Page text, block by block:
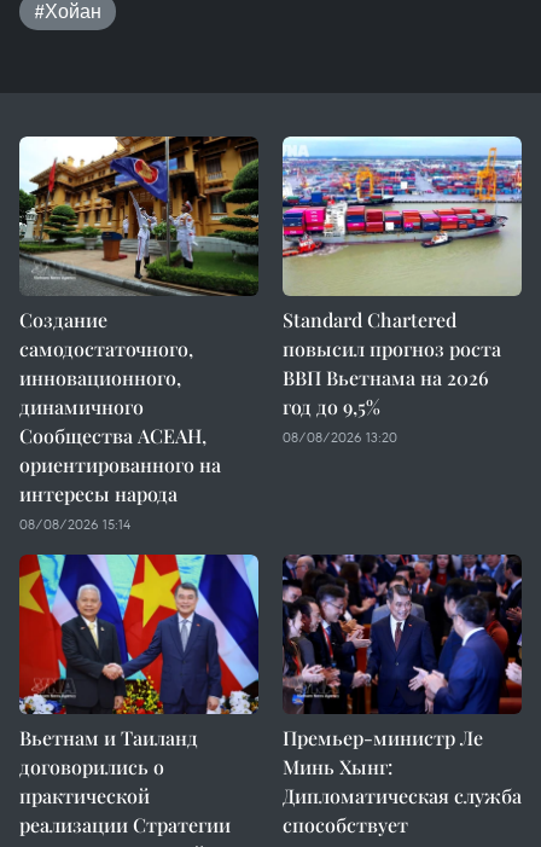
#Хойан
Создание
самодостаточного,
инновационного,
динамичного
Сообщества АСЕАН,
ориентированного на
интересы народа
08/08/2026 15:14
Standard Chartered
повысил прогноз роста
ВВП Вьетнама на 2026
год до 9,5%
08/08/2026 13:20
Вьетнам и Таиланд
договорились о
практической
реализации Стратегии
Премьер-министр Ле
Минь Хынг:
Дипломатическая служба
способствует